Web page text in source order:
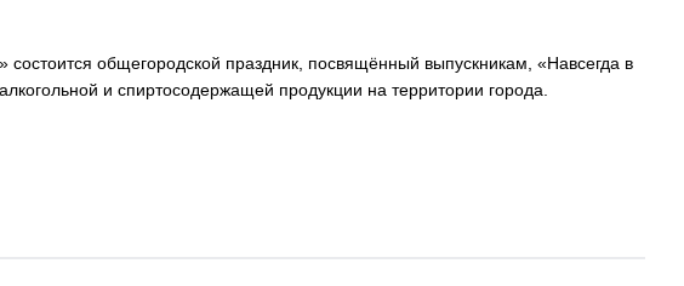
общегородской праздник, посвящённый выпускникам, «Навсегда в
и спиртосодержащей продукции на территории города.